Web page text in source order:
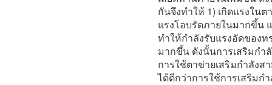
กันจึงทำให้ 1) เกิดแรงใน
แรงโอบรัดภายในมากขึ้น
ทำให้กำลังรับแรงอัดของท
มากขึ้น ดังนั้นการเสริมกำ
การใช้ตาข่ายเสริมกำลังส
ได้ดีกว่าการใช้การเสริมก